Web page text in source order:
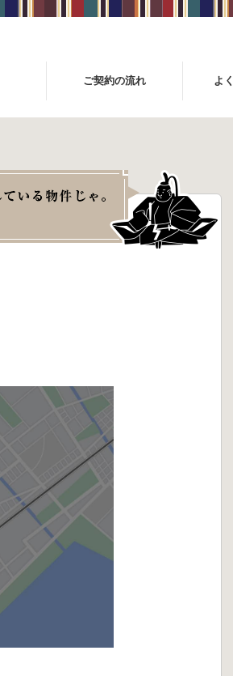
ご契約の流れ よ